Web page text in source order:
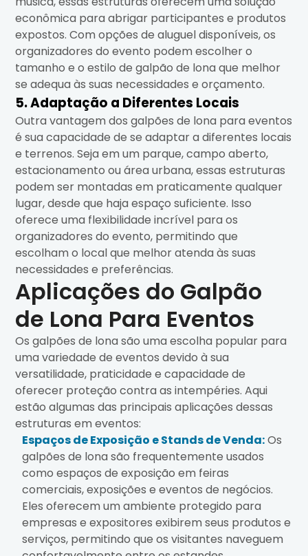
econômica para abrigar participantes e produtos
expostos. Com opções de aluguel disponíveis, os
organizadores do evento podem escolher o
tamanho e o estilo de galpão de lona que melhor
se adequa às suas necessidades e orçamento.
5. Adaptação a Diferentes Locais
Outra vantagem dos galpões de lona para eventos
é sua capacidade de se adaptar a diferentes locais
e terrenos. Seja em um parque, campo aberto,
estacionamento ou área urbana, essas estruturas
podem ser montadas em praticamente qualquer
lugar, desde que haja espaço suficiente. Isso
oferece uma flexibilidade incrível para os
organizadores do evento, permitindo que
escolham o local que melhor atenda às suas
necessidades e preferências.
Aplicações do Galpão
de Lona Para Eventos
Os galpões de lona são uma escolha popular para
uma variedade de eventos devido à sua
versatilidade, praticidade e capacidade de
oferecer proteção contra as intempéries. Aqui
estão algumas das principais aplicações dessas
estruturas em eventos:
Espaços de Exposição e Stands de Venda:Os
galpões de lona são frequentemente usados
como espaços de exposição em feiras
comerciais, exposições e eventos de negócios.
Eles oferecem um ambiente protegido para
empresas e expositores exibirem seus produtos e
serviços, permitindo que os visitantes naveguem